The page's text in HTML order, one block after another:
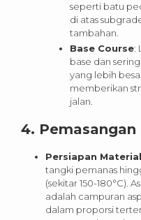
seperti batu
di atas
tambahan.
Base Course:
base dan
yang lebih
memberikan
jalan.
4.
Persiapan
tangki pemanas
(sekitar 150-180°C).
adalah campuran
dalam proporsi